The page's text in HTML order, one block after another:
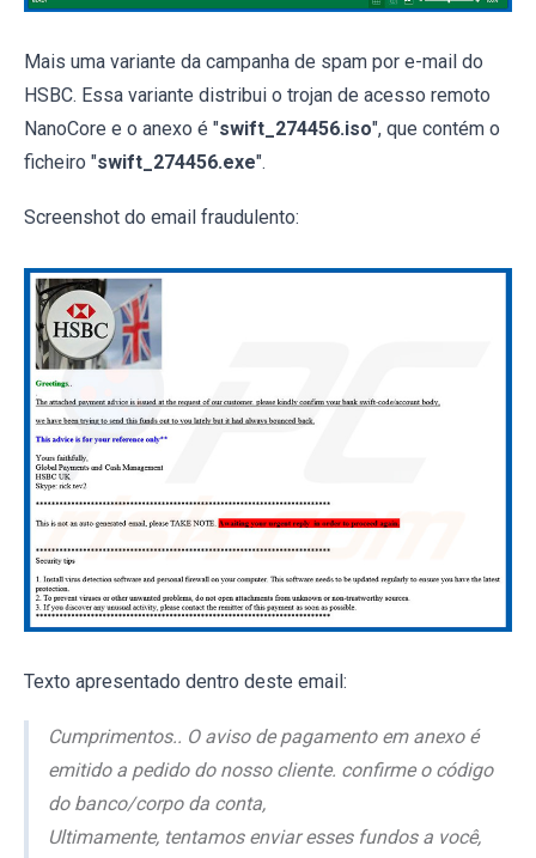
Mais uma variante da campanha de spam por e-mail do
HSBC. Essa variante distribui o trojan de acesso remoto
NanoCore e o anexo é "swift_274456.iso", que contém o
ficheiro "swift_274456.exe".
Screenshot do email fraudulento:
Texto apresentado dentro deste email:
Cumprimentos.. O aviso de pagamento em anexo é
emitido a pedido do nosso cliente. confirme o código
do banco/corpo da conta,
Ultimamente, tentamos enviar esses fundos a você,